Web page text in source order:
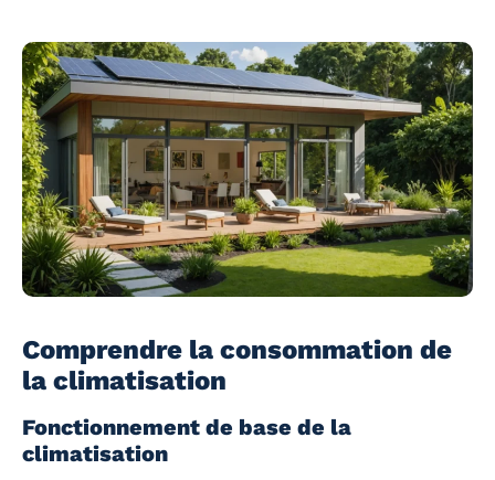
Comprendre la consommation de
la climatisation
Fonctionnement de base de la
climatisation